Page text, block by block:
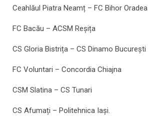
Ceahlăul Piatra Neamț – FC Bihor Oradea
FC Bacău – ACSM Reșița
CS Gloria Bistrița – CS Dinamo București
FC Voluntari – Concordia Chiajna
CSM Slatina – CS Tunari
CS Afumați – Politehnica Iași.